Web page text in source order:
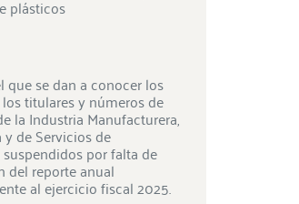
plásticos
que se dan a conocer los
titulares y números de
la Industria Manufacturera,
de Servicios de
por falta de
del reporte anual
al ejercicio fiscal 2025.